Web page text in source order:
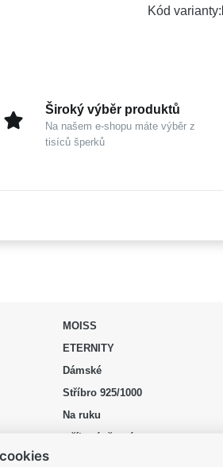
Kód varianty
Široký výběr produktů
Na našem e-shopu máte výběr z
tisíců šperků
MOISS
ETERNITY
Dámské
Stříbro 925/1000
Na ruku
stříbrná, černá